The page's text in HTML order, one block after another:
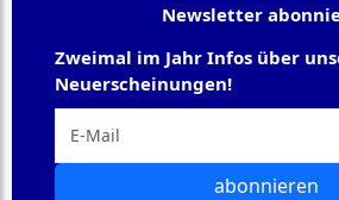
Newsletter
Zweimal im Jahr Infos über
Neuerscheinungen!
abonnieren